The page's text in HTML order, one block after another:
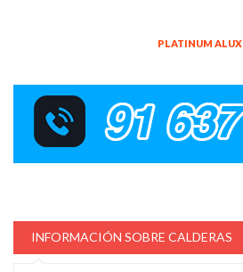
PLATINUM ALUX
INFORMACIÓN SOBRE CALDERAS